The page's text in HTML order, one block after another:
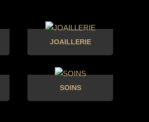
JOAILLERIE
SOINS